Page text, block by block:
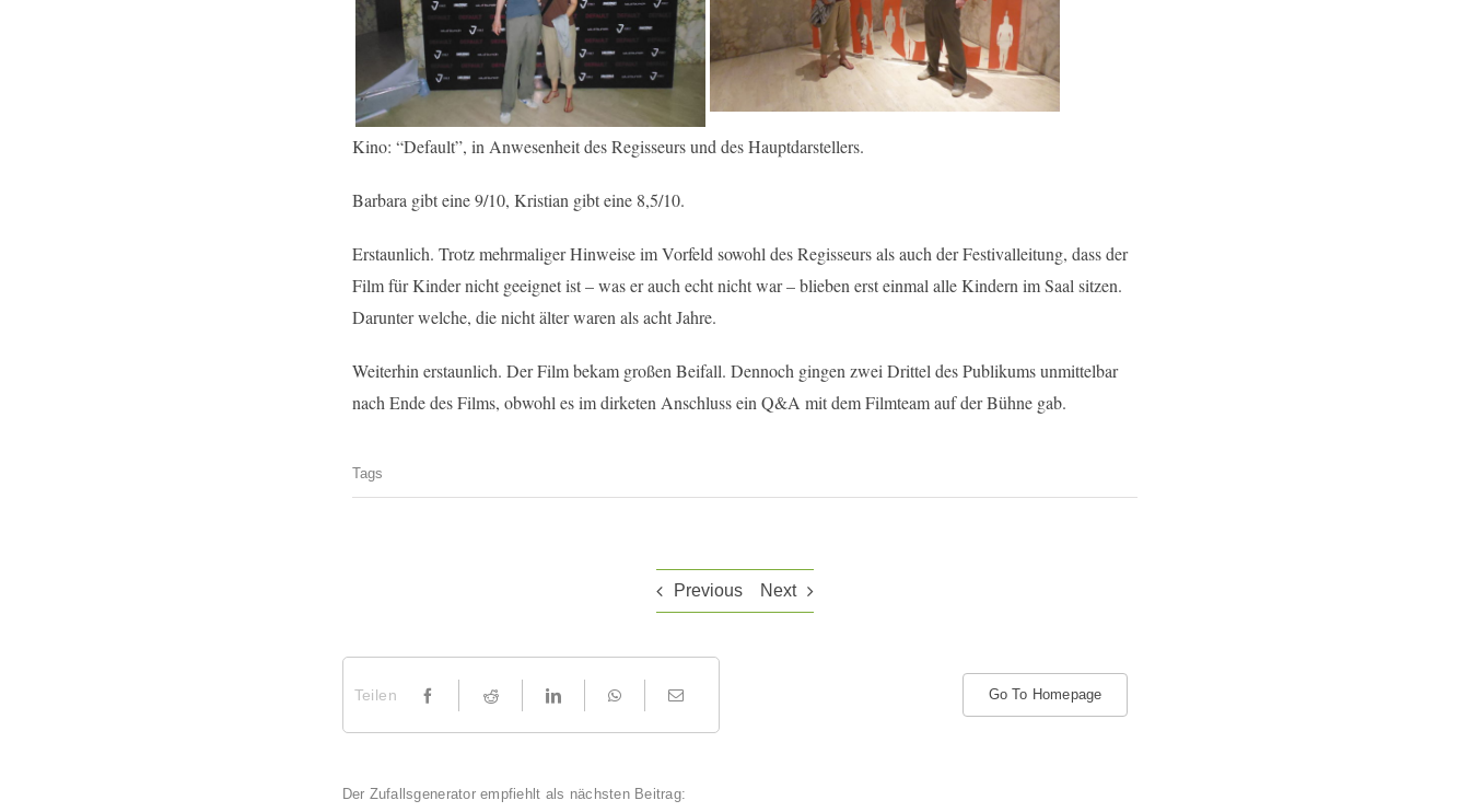
Kino: “Default”, in Anwesenheit des Regisseurs und des Hauptdarstellers.
Barbara gibt eine 9/10, Kristian gibt eine 8,5/10.
Erstaunlich. Trotz mehrmaliger Hinweise im Vorfeld sowohl des Regisseurs als auch der Festivalleitung, dass der
Film für Kinder nicht geeignet ist – was er auch echt nicht war – blieben erst einmal alle Kindern im Saal sitzen.
Darunter welche, die nicht älter waren als acht Jahre.
Weiterhin erstaunlich. Der Film bekam großen Beifall. Dennoch gingen zwei Drittel des Publikums unmittelbar
nach Ende des Films, obwohl es im dirketen Anschluss ein Q&A mit dem Filmteam auf der Bühne gab.
Tags
Previous Next
Teilen Go To Homepage
Der Zufallsgenerator empfiehlt als nächsten Beitrag: